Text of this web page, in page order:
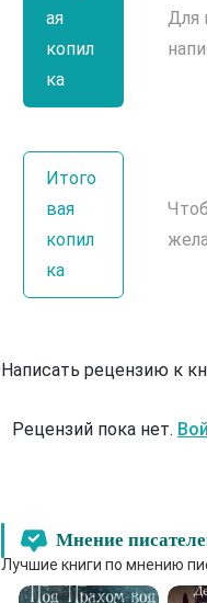
ая
копил
ка
Для
Итого
вая
копил
ка
Написать рецензию к
Рецензий пока нет.
Мнение
Лучшие книги по мнению